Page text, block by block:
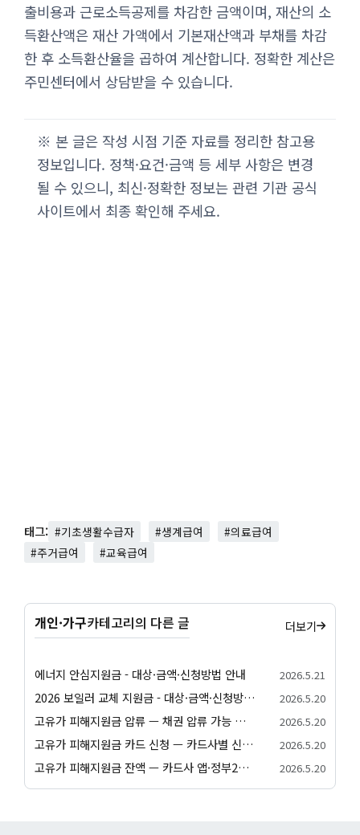
출비용과 근로소득공제를 차감한 금액이며, 재산의 소
득환산액은 재산 가액에서 기본재산액과 부채를 차감
한 후 소득환산율을 곱하여 계산합니다. 정확한 계산은
주민센터에서 상담받을 수 있습니다.
※ 본 글은 작성 시점 기준 자료를 정리한 참고용
정보입니다. 정책·요건·금액 등 세부 사항은 변경
될 수 있으니, 최신·정확한 정보는 관련 기관 공식
사이트에서 최종 확인해 주세요.
태그: #기초생활수급자 #생계급여
#의료급여
#주거급여
#교육급여
개인·가구카테고리의 다른 글 더보기
에너지 안심지원금 - 대상·금액·신청방법 안내 2026.5.21
2026 보일러 교체 지원금 - 대상·금액·신청방법 안내 2026.5.20
고유가 피해지원금 압류 — 채권 압류 가능 여부와 보호 절차 안내 2026.5.20
고유가 피해지원금 카드 신청 — 카드사별 신청 방법과 발급 절차 안내 2026.5.20
고유가 피해지원금 잔액 — 카드사 앱·정부24·앱별 잔액 조회 방법 2026.5.20